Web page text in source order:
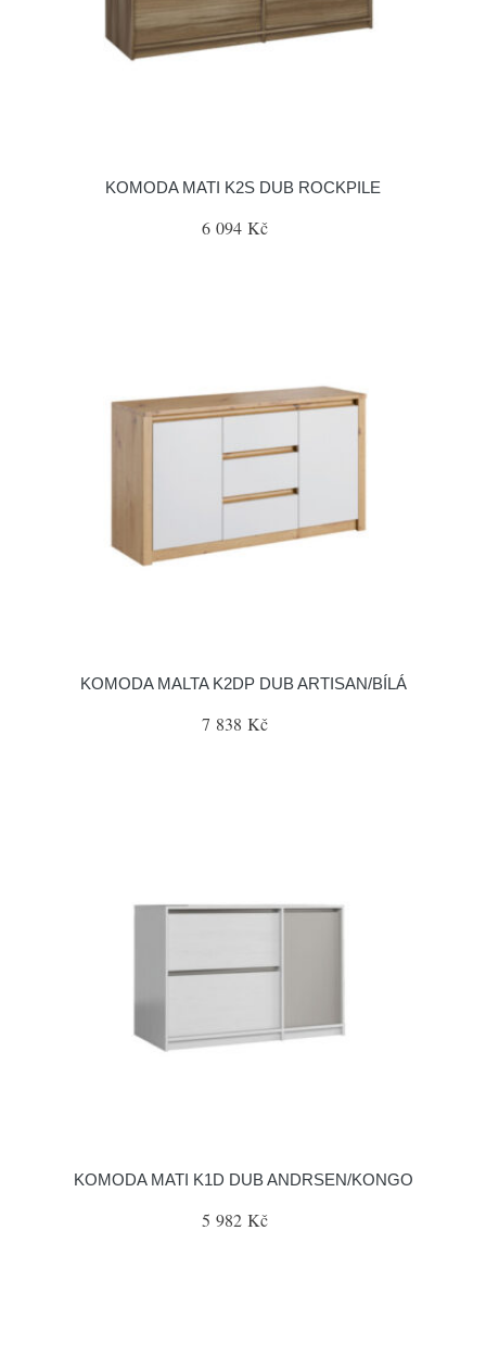
KOMODA MATI K2S DUB ROCKPILE
6 094 Kč
KOMODA MALTA K2DP DUB ARTISAN/BÍLÁ
7 838 Kč
KOMODA MATI K1D DUB ANDRSEN/KONGO
5 982 Kč